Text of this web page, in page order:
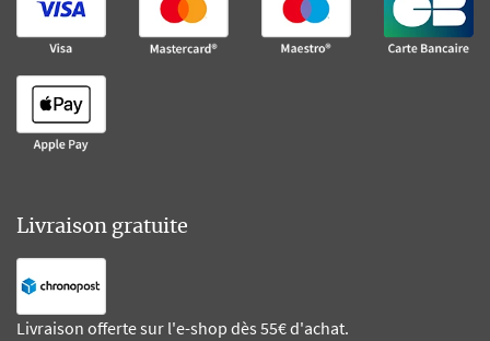
Livraison gratuite
Livraison offerte sur l'e-shop dès 55€ d'achat.